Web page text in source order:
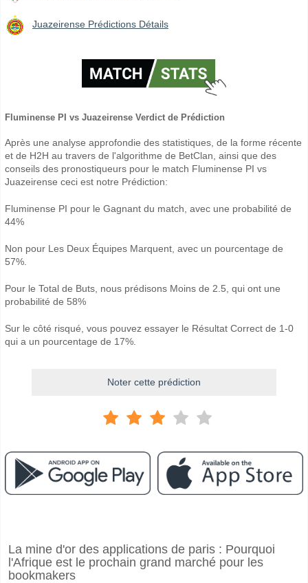
Juazeirense Prédictions Détails
Fluminense PI vs Juazeirense Verdict de Prédiction
Après une analyse approfondie des statistiques, de la forme récente
et de H2H au travers de l'algorithme de BetClan, ainsi que des
conseils des pronostiqueurs pour le match Fluminense PI vs
Juazeirense ceci est notre Prédiction:
Fluminense PI pour le Gagnant du match, avec une probabilité de
44%
Non pour Les Deux Équipes Marquent, avec un pourcentage de
57%.
Pour le Total de Buts, nous prédisons Moins de 2.5, qui ont une
probabilité de 58%
Sur le côté risqué, vous pouvez essayer le Résultat Correct de 1-0
qui a un pourcentage de 17%.
Noter cette prédiction
Le match entre Fluminense PI v Juazeirense 25 March 2026 22:30.
Quelle est l'équipe favorite pour gagner entre
La mine d'or des applications de paris : Pourquoi
l'Afrique est le prochain grand marché pour les
bookmakers